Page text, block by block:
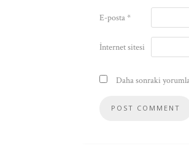
E-posta*
İnternet sitesi
Daha sonraki